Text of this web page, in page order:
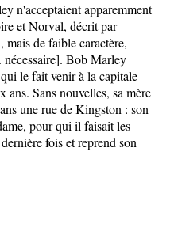
n'acceptaient apparemment
et Norval, décrit par
de faible caractère,
nécessaire]. Bob Marley
le fait venir à la capitale
Sans nouvelles, sa mère
une rue de Kingston : son
pour qui il faisait les
fois et reprend son